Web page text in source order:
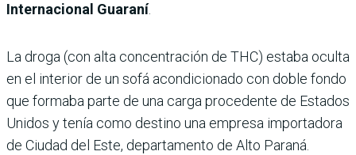
Internacional Guaraní.
La droga (con alta concentración de THC) estaba oculta
en el interior de un sofá acondicionado con doble fondo
que formaba parte de una carga procedente de Estados
Unidos y tenía como destino una empresa importadora
de Ciudad del Este, departamento de Alto Paraná.